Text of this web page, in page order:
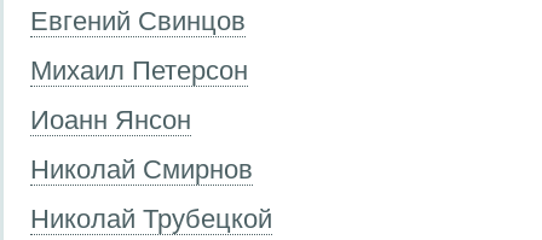
Евгений Свинцов
Михаил Петерсон
Иоанн Янсон
Николай Смирнов
Николай Трубецкой